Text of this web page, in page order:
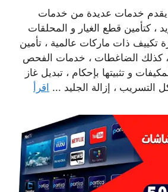
يقدم خدمات عديدة من خدمات
، كتأمين قطع الغيار و المحلقات
تكييف ذات ماركات عالمية ، تأمين
، كذلك الضاغطات ، خدمات الفحص
و تثبيتها بإحكام ، تبديل غاز
التسريب ، إزالة الجليد ... اقرأ